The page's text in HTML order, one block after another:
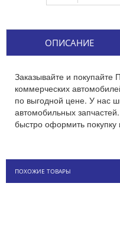
ОПИСАНИЕ
Заказывайте и покупайте
коммерческих
по выгодной цене. У нас
автомобильных
быстро оформить покупку
ПОХОЖИЕ ТОВАРЫ